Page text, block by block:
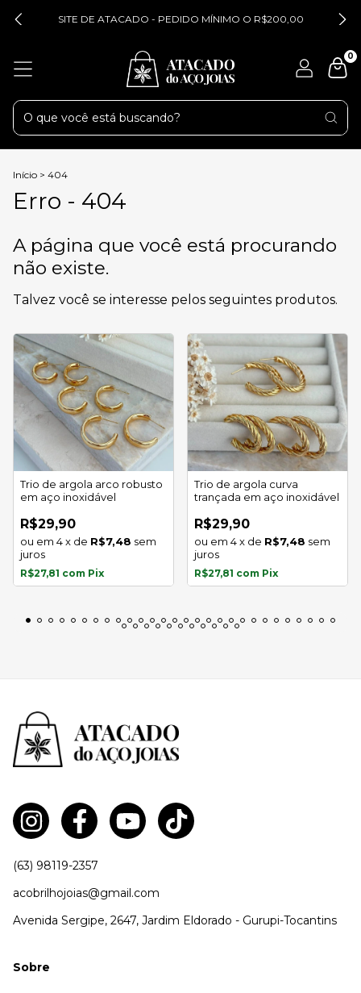
SITE DE ATACADO - PEDIDO MÍNIMO O R$200,00
0
Início > 404
Erro - 404
A página que você está procurando
não existe.
Talvez você se interesse pelos seguintes produtos.
Trio de argola arco robusto
em aço inoxidável
R$29,90
4x de R$7,48 sem
juros
R$27,81 com Pix
Trio de argola curva
trançada em aço inoxidável
R$29,90
4x de R$7,48 sem
juros
R$27,81 com Pix
(63) 98119-2357
acobrilhojoias@gmail.com
Avenida Sergipe, 2647, Jardim Eldorado - Gurupi-Tocantins
Sobre